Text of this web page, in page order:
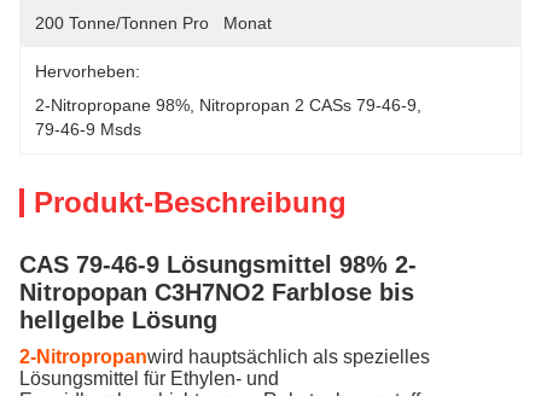
200 Tonne/Tonnen Pro   Monat
Hervorheben:
2-Nitropropane 98% Nitropropan 2 CASs 79-46-9
79-46-9 Msds
Produkt-Beschreibung
CAS 79-46-9 Lösungsmittel 98% 2-
Nitropopan C3H7NO2 Farblose bis
hellgelbe Lösung
2-Nitropropanwird hauptsächlich als spezielles
Lösungsmittel für Ethylen- und